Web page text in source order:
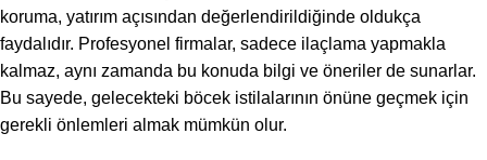
koruma, yatırım açısından değerlendirildiğinde oldukça
faydalıdır. Profesyonel firmalar, sadece ilaçlama yapmakla
kalmaz, aynı zamanda bu konuda bilgi ve öneriler de sunarlar.
Bu sayede, gelecekteki böcek istilalarının önüne geçmek için
gerekli önlemleri almak mümkün olur.